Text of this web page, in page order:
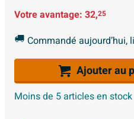
Votre avantage: 32,25
Commandé aujourd’hui,
Ajouter au
Moins de 5 articles en stock